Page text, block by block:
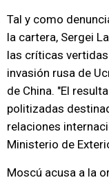
Tal y como
la cartera, Sergei
las críticas
invasión rusa de
de China. "El
politizadas
relaciones
Ministerio de
Moscú acusa a la